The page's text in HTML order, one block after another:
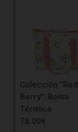
Colección “Red
Berry”: Bolsa
Térmica
78.00€